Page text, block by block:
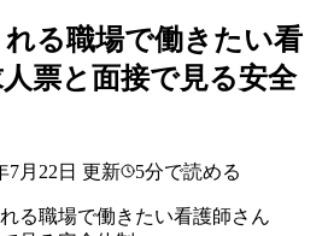
る職場で働きたい看
票と面接で見る安全
7月22日 更新 5分で読める